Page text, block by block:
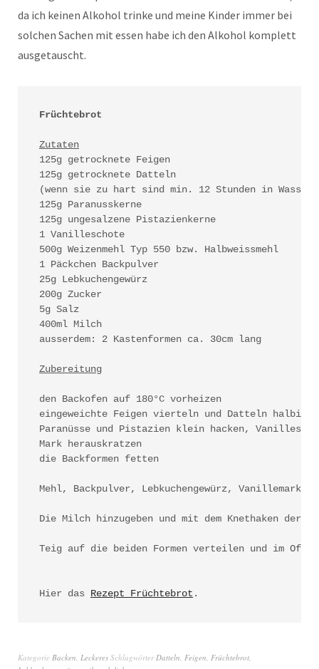
da ich keinen Alkohol trinke und meine Kinder immer bei
solchen Sachen mit essen habe ich den Alkohol komplett
ausgetauscht.
Früchtebrot
Zutaten
125g getrocknete Feigen
125g getrocknete Datteln
(wenn sie zu hart sind min. 12 Stunden in
125g Paranusskerne
125g ungesalzene Pistazienkerne
1 Vanilleschote
500g Weizenmehl Typ 550 bzw. Halbweissmehl
1 Päckchen Backpulver
25g Lebkuchengewürz
200g Zucker
5g Salz
400ml Milch
ausserdem: 2 Kastenformen ca. 30cm lang
Zubereitung
den Backofen auf 180°C vorheizen
eingeweichte Feigen vierteln und Datteln
Paranüsse und Pistazien klein hacken,
Mark herauskratzen
die Backformen fetten
Mehl, Backpulver, Lebkuchengewürz,
Die Milch hinzugeben und mit dem Knethaken
Teig auf die beiden Formen verteilen und im
Hier das Rezept Früchtebrot .
Kategorie Backen, Leckeres SchlagwörterDatteln, Feigen, Früchtebrot,